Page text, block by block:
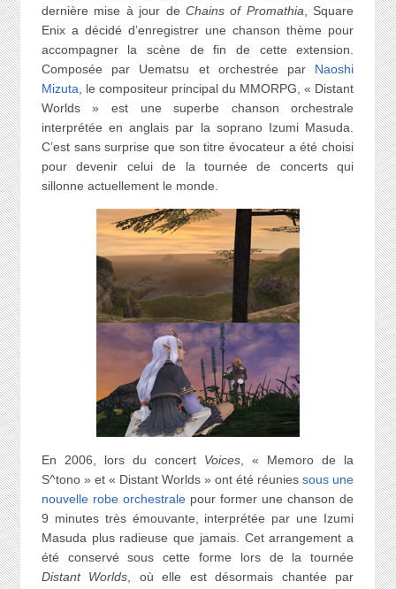
dernière mise à jour de Chains of Promathia , Square
Enix a décidé d’enregistrer une chanson thème pour
accompagner la scène de fin de cette extension.
Composée par Uematsu et orchestrée par Naoshi
Mizuta , le compositeur principal du MMORPG, « Distant
Worlds » est une superbe chanson orchestrale
interprétée en anglais par la soprano Izumi Masuda.
C’est sans surprise que son titre évocateur a été choisi
pour devenir celui de la tournée de concerts qui
sillonne actuellement le monde.
En 2006, lors du concert Voices , « Memoro de la
S^tono » et « Distant Worlds » ont été réuniessous une
nouvelle robe orchestralepour former une chanson de
9 minutes très émouvante, interprétée par une Izumi
Masuda plus radieuse que jamais. Cet arrangement a
été conservé sous cette forme lors de la tournée
Distant Worlds , où elle est désormais chantée par